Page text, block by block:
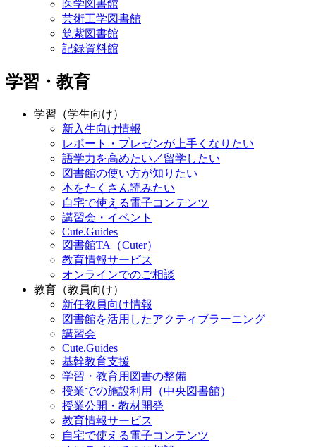
医学図書館
芸術工学図書館
筑紫図書館
記録資料館
学習・教育
学習（学生向け）
新入生向け情報
レポート・プレゼンが上手くなりたい
語学力を高めたい／留学したい
図書館の使い方が知りたい
本をたくさん読みたい
自宅で使える電子コンテンツ
講習会・イベント
Cute.Guides
図書館TA（Cuter）
教育情報サービス
オンラインでのご相談
教育（教員向け）
新任教員向け情報
図書館を活用したアクティブラーニング
講習会
Cute.Guides
基幹教育支援
学習・教育用図書の整備
授業での施設利用（中央図書館）
授業公開・教材開発
教育情報サービス
自宅で使える電子コンテンツ